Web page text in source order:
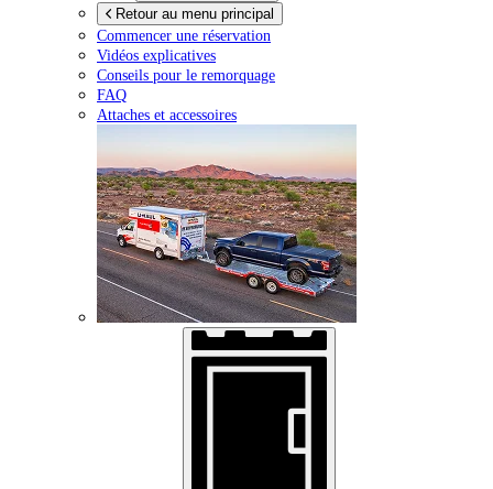
Retour au menu principal
Commencer une réservation
Vidéos explicatives
Conseils pour le remorquage
FAQ
Attaches et accessoires